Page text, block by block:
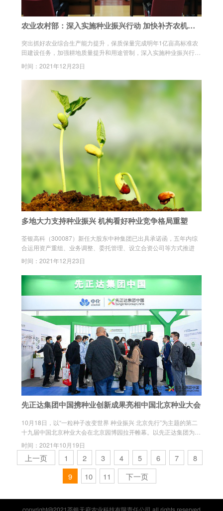
农业农村部：深入实施种业振兴行动 加快补齐农机装
突出抓好农业综合生产能力提升，保质保量完成明年1亿亩高标准农
田建设任务，加强耕地质量提升和用途管制，深入实施种业振兴行
动，加快补齐农机装备短板，探索建立种粮农民合理收益保障机制。
时间：2021年12月23日
多地大力支持种业振兴 机构看好种业竞争格局重塑
荃银高科（300087）新任大股东中种集团已出具承诺函，五年内综
合运用资产重组、业务调整、委托管理、设立合资公司等方式推进
时间：2021年12月23日
先正达集团中国携种业创新成果亮相中国北京种业大会
10月18日，以“一粒种子改变世界 种业振兴 北京先行”为主题的第二
十九届中国北京种业大会在北京园博园拉开帷幕。以先正达集团为主
体的国家玉米种业技术创新中心（下称“国家玉米创新中心”）在大会
开幕式上举办了揭牌仪式，先正达集团中国也亮相本次大会的“北京
现代种业突出创新成果展”。
时间：2021年10月19日
上一页 1 2 3 4 5 6 7
8
9
10 11 下一页